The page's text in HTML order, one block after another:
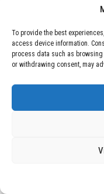
To provide the best
access device information.
process data such as
or withdrawing consent, may
# Reserva de